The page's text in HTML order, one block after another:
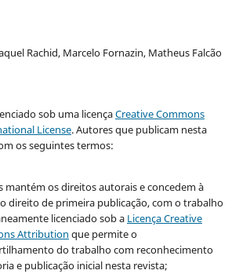
Rachid, Marcelo Fornazin, Matheus Falcão
sob uma licençaCreative Commons
License.Autores que publicam nesta
os seguintes termos:
mantém os direitos autorais e concedem à
direito de primeira publicação, com o trabalho
licenciado sob a Licença Creative
Attribution que permite o
do trabalho com reconhecimento
e publicação inicial nesta revista;